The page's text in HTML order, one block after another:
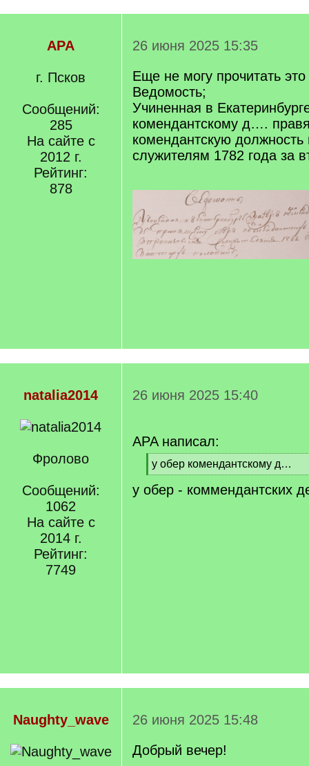
APA
г. Псков
Сообщений:
285
На сайте с
2012 г.
Рейтинг:
878
26 июня 2025 15:35
Еще не могу прочитать
Ведомость;
Учиненная в
комендантскому д….
комендантскую
служителям 1782 года за
natalia2014
Фролово
Сообщений:
1062
На сайте с
2014 г.
Рейтинг:
7749
26 июня 2025 15:40
APA написал:
[
q
]
у обер комендантскому д…
[
/
у обер - коммендантских
Naughty_wave
26 июня 2025 15:48
Добрый вечер!